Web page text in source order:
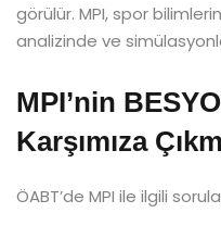
görülür. MPI, spor
analizinde ve
MPI’nin
Karşımıza
ÖABT’de MPI ile ilgili